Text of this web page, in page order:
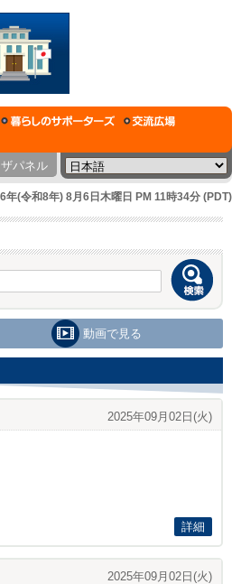
パネル
年(令和8年) 8月6日木曜日 PM 11時34分 (PDT)
動画で見る
2025年09月02日(火)
詳細
2025年09月02日(火)